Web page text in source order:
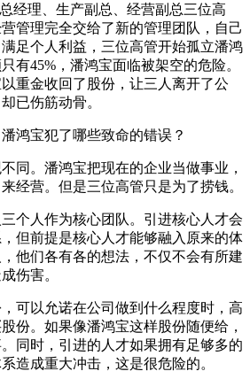
经理、生产副总、经营副总三位高
管理完全交给了新的管理团队，自己
足个人利益，三位高管开始孤立潘鸿
有45%，潘鸿宝面临被架空的危险。
重金收回了股份，让三人离开了公
已伤筋动骨。
鸿宝犯了哪些致命的错误？
同。潘鸿宝把现在的企业当做事业，
经营。但是三位高管只是为了捞钱。
个人作为核心团队。引进核心人才会
但前提是核心人才能够融入原来的体
他们各有各的想法，不仅不会有所建
伤害。
可以允诺在公司做到什么程度时，高
份。如果像潘鸿宝这样股份随便给，
同时，引进的人才如果拥有足够多的
造成重大冲击，这是很危险的。